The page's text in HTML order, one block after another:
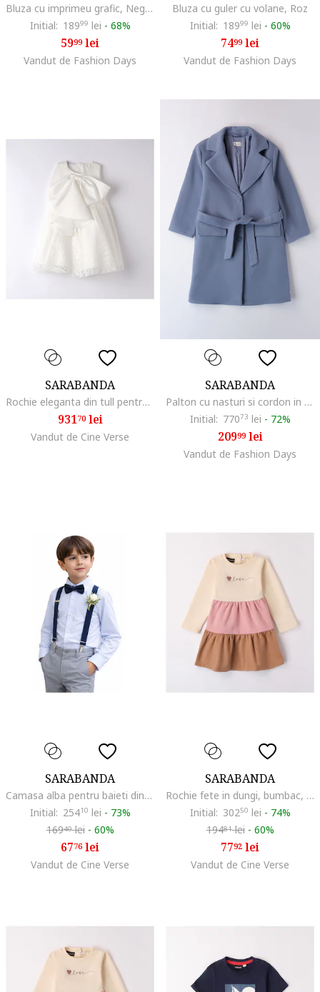
Bluza cu imprimeu grafic, Negru/Alb murdar/Albastru
Initial: 18999 lei - 68%
5999lei
Vandut de Fashion Days
Bluza cu guler cu volane, Roz
Initial: 18999 lei - 60%
7499lei
Vandut de Fashion Days
SARABANDA
Rochie eleganta din tull pentru fete,, Alb
93170lei
Vandut de Cine Verse
SARABANDA
Palton cu nasturi si cordon in talie, Albastru prafuit
Initial: 77073 lei - 72%
20999lei
Vandut de Fashion Days
SARABANDA
Camasa alba pentru baieti din bumbac elastic, Albastru deschis
Initial: 25410 lei - 73%
16940lei - 60%
6776lei
Vandut de Cine Verse
SARABANDA
Rochie fete in dungi, bumbac, multicolor, Multicolor
Initial: 30250 lei - 74%
19481lei - 60%
7792 lei
Vandut de Cine Verse